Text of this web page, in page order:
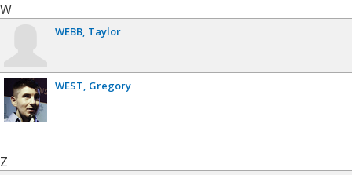
W
WEBB Taylor
WEST Gregory
Z